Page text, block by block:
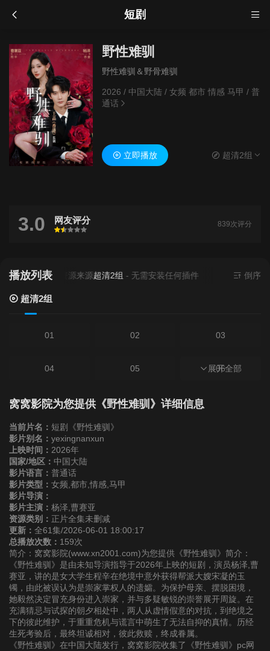
短剧
野性难驯
野性难驯＆野骨难驯
2026 / 中国大陆 / 女频 都市 情感 马甲/ 普
通话
立即播放 超清2组
3.0 网友评分
很差
较差还行推荐力荐
839次评分
播放列表当前资源来源超清2组- 无需安装任何插件 倒序
超清2组
01 02 03
04 05 06
07 08
10
13
16
19 20
22 23 24
25 26 27
28 29
展开全部
窝窝影院为您提供《野性难驯》详细信息
当前片名： 短剧《野性难驯》
影片别名： yexingnanxun
上映时间： 2026年
国家/地区： 中国大陆
影片语言： 普通话
影片类型： 女频,都市,情感,马甲
影片导演：
影片主演： 杨泽,曹赛亚
资源类别： 正片全集未删减
更新： 全61集/2026-06-01 18:00:17
总播放次数： 159次
简介：窝窝影院(www.xn2001.com)为您提供《野性难驯》简介：
《野性难驯》是由未知导演指导于2026年上映的短剧，演员杨泽,曹
赛亚，讲的是女大学生程辛在绝境中意外获得帮派大嫂宋凝的玉
镯，由此被误认为是崇家掌权人的遗孀。为保护母亲、摆脱困境，
她毅然决定冒充身份进入崇家，并与多疑敏锐的崇誉展开周旋。在
充满猜忌与试探的朝夕相处中，两人从虚情假意的对抗，到绝境之
下的彼此维护，于重重危机与谎言中萌生了无法自抑的真情。历经
生死考验后，最终坦诚相对，彼此救赎，终成眷属。
《野性难驯》在中国大陆发行，窝窝影院收集了《野性难驯》pc网